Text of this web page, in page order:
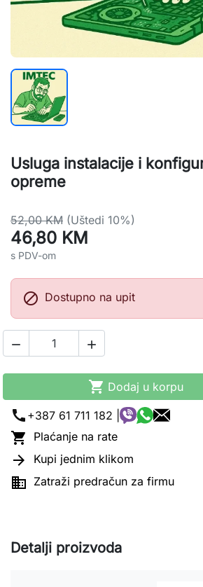
Usluga instalacije i
opreme
52,00 KM (Uštedi 10%)
46,80 KM
s PDV-om
 Dostupno na upit
 
 Dodaj u korpu
call +387 61 711 182 |
 Plaćanje na rate
 Kupi jednim klikom
 Zatraži predračun za firmu
Detalji proizvoda